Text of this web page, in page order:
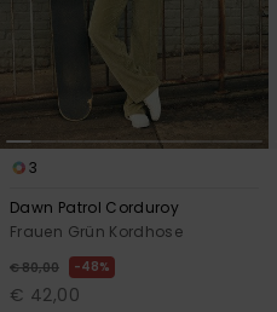
3
Dawn Patrol Corduroy
Frauen Grün Kordhose
€ 80,00 48%
€ 42,00